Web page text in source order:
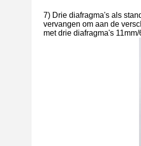
7) Drie diafragma's als
vervangen om aan de
met drie diafragma's